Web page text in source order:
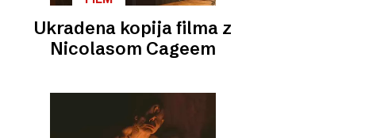
Ukradena kopija filma z
Nicolasom Cageem